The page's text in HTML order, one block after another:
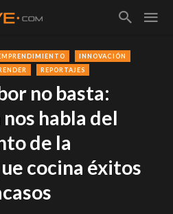
INNOVACIÓN
REPORTAJES
no basta:
habla del
de la
cocina éxitos